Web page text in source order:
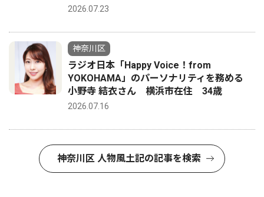
2026.07.23
神奈川区
ラジオ日本「Happy Voice！from
YOKOHAMA」のパーソナリティを務める
小野寺 結衣さん 横浜市在住 34歳
2026.07.16
神奈川区 人物風土記の記事を検索